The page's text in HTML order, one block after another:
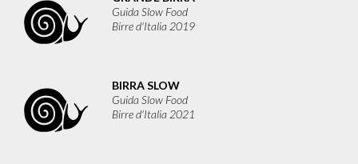
Guida Slow Food
Birre d'Italia 2019
BIRRA SLOW
Guida Slow Food
Birre d'Italia 2021